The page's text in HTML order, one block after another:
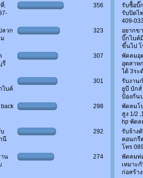
.
356
ลวก
323
รี
307
ไบค์
301
298
นี
292
น
274
รับซื้อบิ๊
รับปิดไ
409-
อยากข
บิ๊กไบค์
ขึ้นไป โ
พัดลมอุ
อุตสาห
ได้ 3ร
รับงาน
ยูบี บักส์
ป้องกัน
พัดลมโ
สูง 1/2
hp พัด
รับจ้าง
คอนกรี
โทร
พัดลมท่
เหมาะ
ก่อสร้า